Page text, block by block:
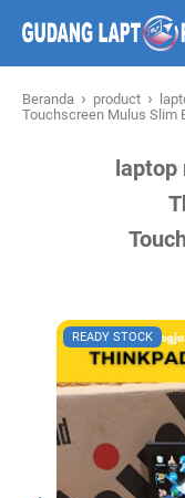
Beranda › product ›
Touchscreen Mulus Slim
laptop
READY STOCK